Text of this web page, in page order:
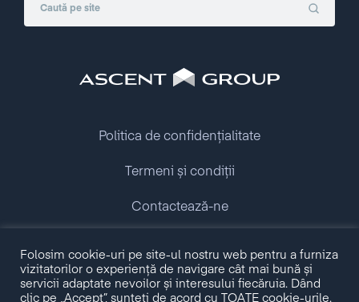
Copyright © 2009 - 2026 Ascent Group.
All rights reserved.
Politica de confidențialitate
Termeni și condiții
Contactează-ne
Folosim cookie-uri pe site-ul nostru web pentru a furniza
vizitatorilor o experiență de navigare cât mai bună și
servicii adaptate nevoilor și interesului fiecăruia. Dând
clic pe „Accept”, sunteți de acord cu TOATE cookie-urile.